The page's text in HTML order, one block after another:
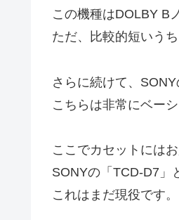
この機種はDOLBY B
ただ、比較的短いう
さらに続けて、SONY
こちらは非常にベー
ここでカセットには
SONYの「TCD-D7」
これはまだ現役です。